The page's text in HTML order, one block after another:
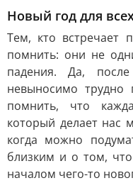
Новый год для
Тем, кто встречает
помнить: они не
падения. Да,
невыносимо
помнить, что
который делает нас
когда можно
близким и о том, что
началом чего-то